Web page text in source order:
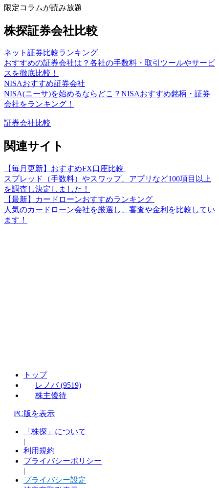
限定コラムが読み放題
株探証券会社比較
ネット証券比較ランキング
おすすめの証券会社は？各社の手数料・取引ツールやサービ
スを徹底比較！
NISAおすすめ証券会社
NISA(ニーサ)を始めるならどこ？NISAおすすめ銘柄・証券
会社をランキング！
証券会社比較
関連サイト
【毎月更新】おすすめFX口座比較
スプレッド（手数料）やスワップ、アプリなど100項目以上
を調査し決定しました！
【最新】カードローンおすすめランキング
人気のカードローン会社を厳選し、審査や金利を比較してい
ます！
トップ
レノバ (9519)
株主優待
PC版を表示
「株探」について
|
利用規約
プライバシーポリシー
|
プライバシー設定